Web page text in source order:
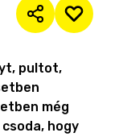
pultot,
még
hogy